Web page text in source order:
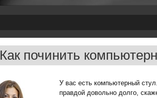
Как починить
У вас есть компьютерный
правдой довольно долго,